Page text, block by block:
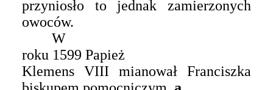
przyniosło to jednak zamierzonych
owoców.
W
roku 1599 Papież
Klemens VIII mianował Franciszka